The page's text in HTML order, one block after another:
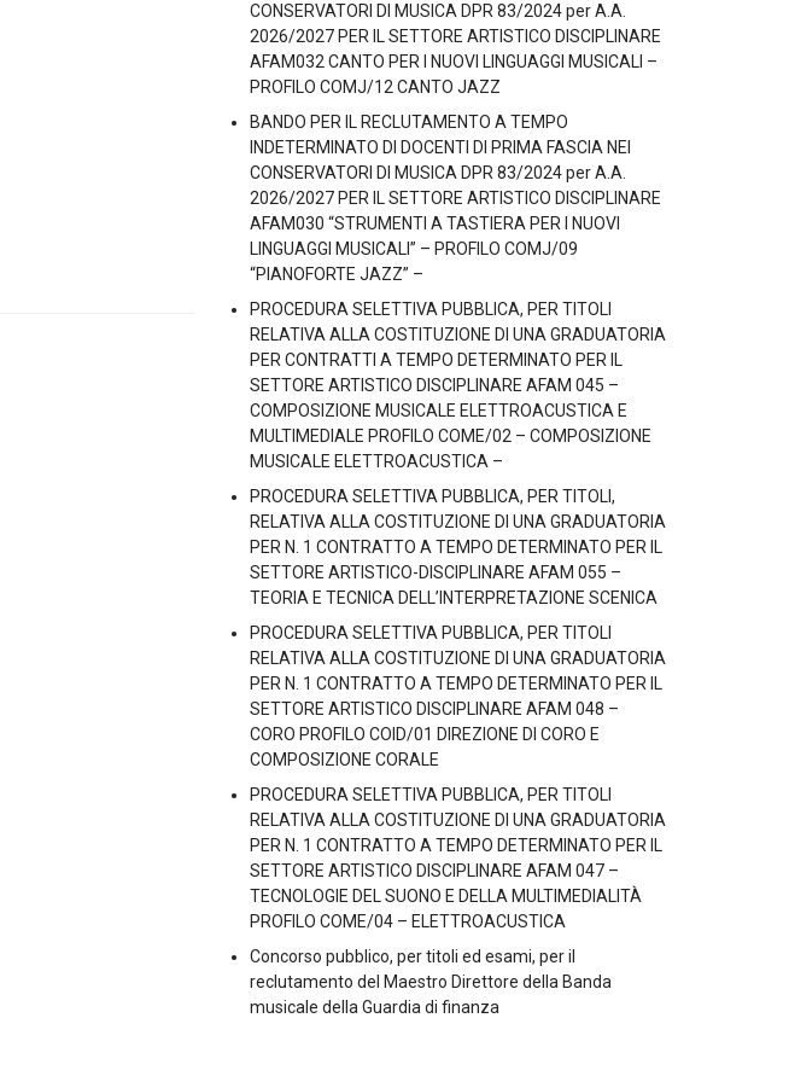
CONSERVATORI DI MUSICA DPR 83/2024 per A.A.
2026/2027 PER IL SETTORE ARTISTICO DISCIPLINARE
AFAM032 CANTO PER I NUOVI LINGUAGGI MUSICALI –
PROFILO COMJ/12 CANTO JAZZ
BANDO PER IL RECLUTAMENTO A TEMPO
INDETERMINATO DI DOCENTI DI PRIMA FASCIA NEI
CONSERVATORI DI MUSICA DPR 83/2024 per A.A.
2026/2027 PER IL SETTORE ARTISTICO DISCIPLINARE
AFAM030 “STRUMENTI A TASTIERA PER I NUOVI
LINGUAGGI MUSICALI” – PROFILO COMJ/09
“PIANOFORTE JAZZ” –
PROCEDURA SELETTIVA PUBBLICA, PER TITOLI
RELATIVA ALLA COSTITUZIONE DI UNA GRADUATORIA
PER CONTRATTI A TEMPO DETERMINATO PER IL
SETTORE ARTISTICO DISCIPLINARE AFAM 045 –
COMPOSIZIONE MUSICALE ELETTROACUSTICA E
MULTIMEDIALE PROFILO COME/02 – COMPOSIZIONE
MUSICALE ELETTROACUSTICA –
PROCEDURA SELETTIVA PUBBLICA, PER TITOLI,
RELATIVA ALLA COSTITUZIONE DI UNA GRADUATORIA
PER N. 1 CONTRATTO A TEMPO DETERMINATO PER IL
SETTORE ARTISTICO-DISCIPLINARE AFAM 055 –
TEORIA E TECNICA DELL’INTERPRETAZIONE SCENICA
PROCEDURA SELETTIVA PUBBLICA, PER TITOLI
RELATIVA ALLA COSTITUZIONE DI UNA GRADUATORIA
PER N. 1 CONTRATTO A TEMPO DETERMINATO PER IL
SETTORE ARTISTICO DISCIPLINARE AFAM 048 –
CORO PROFILO COID/01 DIREZIONE DI CORO E
COMPOSIZIONE CORALE
PROCEDURA SELETTIVA PUBBLICA, PER TITOLI
RELATIVA ALLA COSTITUZIONE DI UNA GRADUATORIA
PER N. 1 CONTRATTO A TEMPO DETERMINATO PER IL
SETTORE ARTISTICO DISCIPLINARE AFAM 047 –
TECNOLOGIE DEL SUONO E DELLA MULTIMEDIALITÀ
PROFILO COME/04 – ELETTROACUSTICA
Concorso pubblico, per titoli ed esami, per il
reclutamento del Maestro Direttore della Banda
musicale della Guardia di finanza